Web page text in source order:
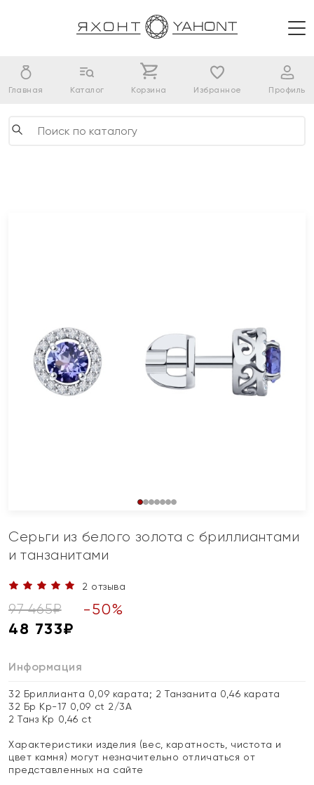
Главная Каталог Корзина Избранное Профиль
Серьги из белого золота с бриллиантами
и танзанитами
2 отзыва
97 465₽ -50%
48 733₽
Информация
32 Бриллианта 0,09 карата; 2 Танзанита 0,46 карата
32 Бр Кр-17 0,09 ct 2/3А
2 Танз Кр 0,46 ct
Характеристики изделия (вес, каратность, чистота и
цвет камня) могут незначительно отличаться от
представленных на сайте